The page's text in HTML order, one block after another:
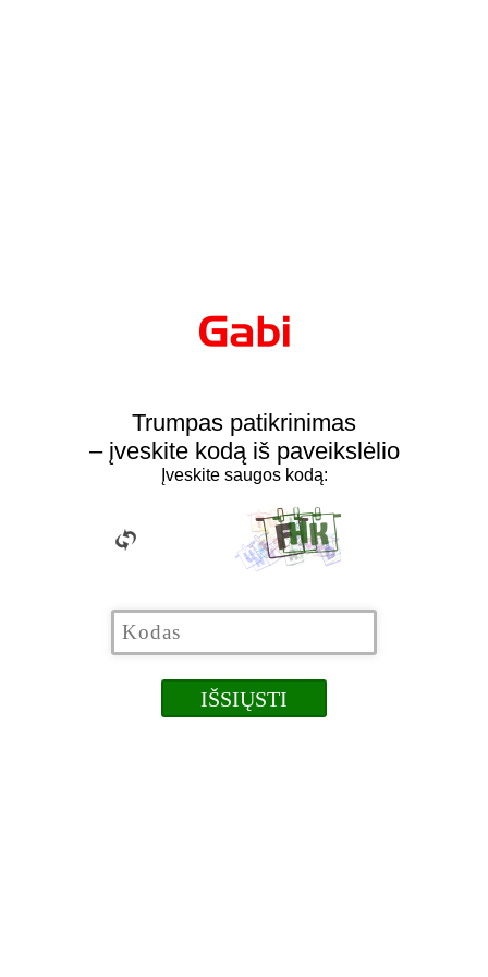
Trumpas patikrinimas
– įveskite kodą iš paveikslėlio
Įveskite saugos kodą: